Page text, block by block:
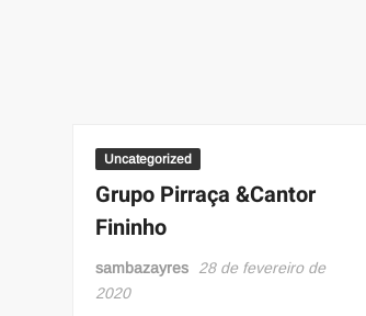
Uncategorized
Grupo Pirraça &Cantor
Fininho
sambazayres
28 de fevereiro de
2020